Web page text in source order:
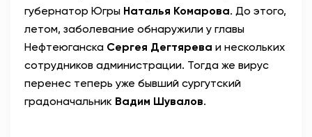
губернатор Югры Наталья Комарова. До этого,
летом, заболевание обнаружили у главы
Нефтеюганска Сергея Дегтярева и нескольких
сотрудников администрации. Тогда же вирус
перенес теперь уже бывший сургутский
градоначальник Вадим Шувалов.